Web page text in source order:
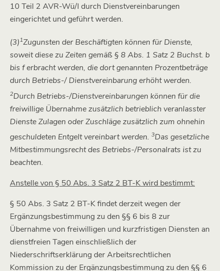
10 Teil 2 AVR-Wü/I durch Dienstvereinbarungen
eingerichtet und geführt werden.
(3)1Zugunsten der Beschäftigten können für Dienste,
soweit diese zu Zeiten gemäß § 8 Abs. 1 Satz 2 Buchst. b
bis f erbracht werden, die dort genannten Prozentbeträge
durch Betriebs-/ Dienstvereinbarung erhöht werden.
2Durch Betriebs-/Dienstvereinbarungen können für die
freiwillige Übernahme zusätzlich betrieblich veranlasster
Dienste Zulagen oder Zuschläge zusätzlich zum ohnehin
geschuldeten Entgelt vereinbart werden. 3Das gesetzliche
Mitbestimmungsrecht des Betriebs-/Personalrats ist zu
beachten.
Anstelle von § 50 Abs. 3 Satz 2 BT-K wird bestimmt:
§ 50 Abs. 3 Satz 2 BT-K findet derzeit wegen der
Ergänzungsbestimmung zu den §§ 6 bis 8 zur
Übernahme von freiwilligen und kurzfristigen Diensten an
dienstfreien Tagen einschließlich der
Niederschriftserklärung der Arbeitsrechtlichen
Kommission zu der Ergänzungsbestimmung zu den §§ 6